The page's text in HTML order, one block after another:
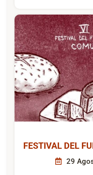
FESTIVAL DEL
29